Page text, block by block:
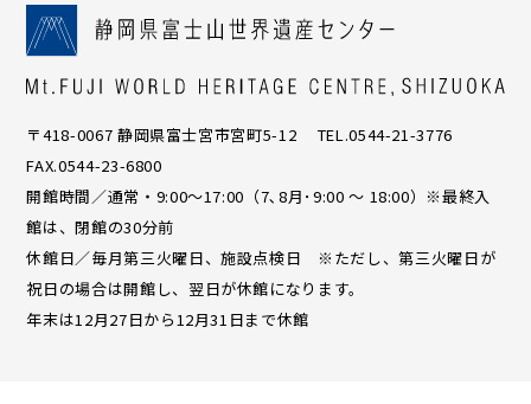
〒418-0067 静岡県富士宮市宮町5-12 TEL.0544-21-3776
FAX.0544-23-6800
開館時間／通常・9:00〜17:00（7､8月･9:00 ～ 18:00）※最終入
館は、閉館の30分前
休館日／毎月第三火曜日、施設点検日 ※ただし、第三火曜日が
祝日の場合は開館し、翌日が休館になります。
年末は12月27日から12月31日まで休館